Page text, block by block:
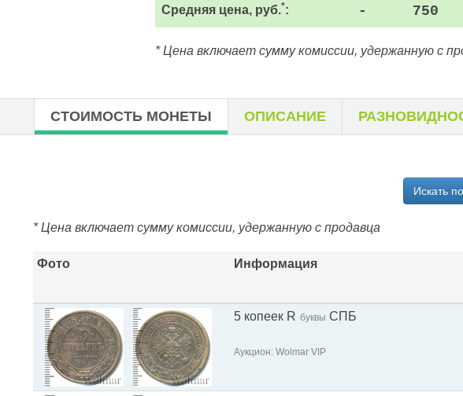
Средняя цена, руб.*: - 750
* Цена включает сумму комиссии, удержанную с
СТОИМОСТЬ МОНЕТЫ ОПИСАНИЕ
Искать
* Цена включает сумму комиссии, удержанную с продавца
Фото Информация
5 копеек R буквы СПБ
Аукцион: Wolmar VIP